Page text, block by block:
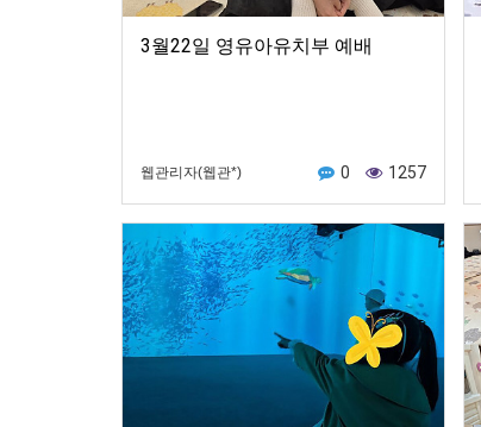
3월22일 영유아유치부 예배
웹관리자(웹관*) 0 1257